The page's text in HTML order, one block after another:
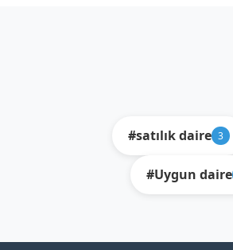
#satılık daire 3
#Uygun daire